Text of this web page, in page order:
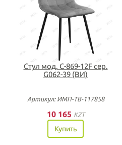
Стул мод. С-869-12F сер.
G062-39 (ВИ)
Артикул: ИМП-ТВ-117858
10 165 KZT
Купить